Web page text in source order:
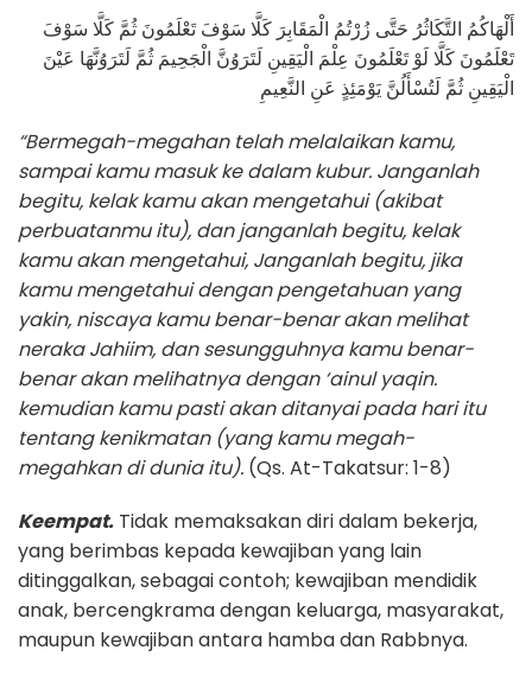
أَلْهَاكُمُ التَّكَاثُرُ حَتَّى زُرْتُمُ الْمَقَابِرَ كَلَّا سَوْفَ تَعْلَمُونَ ثُمَّ كَلَّا سَوْفَ
تَعْلَمُونَ كَلَّا لَوْ تَعْلَمُونَ عِلْمَ الْيَقِينِ لَتَرَوُنَّ الْجَحِيمَ ثُمَّ لَتَرَوُنَّهَا عَيْنَ
الْيَقِينِ ثُمَّ لَتُسْأَلُنَّ يَوْمَئِذٍ عَنِ النَّعِيمِ
“Bermegah-megahan telah melalaikan kamu,
sampai kamu masuk ke dalam kubur. Janganlah
begitu, kelak kamu akan mengetahui (akibat
perbuatanmu itu), dan janganlah begitu, kelak
kamu akan mengetahui, Janganlah begitu, jika
kamu mengetahui dengan pengetahuan yang
yakin, niscaya kamu benar-benar akan melihat
neraka Jahiim, dan sesungguhnya kamu benar-
benar akan melihatnya dengan ‘ainul yaqin.
kemudian kamu pasti akan ditanyai pada hari itu
tentang kenikmatan (yang kamu megah-
megahkan di dunia itu). (Qs. At-Takatsur: 1-8)
Keempat. Tidak memaksakan diri dalam bekerja,
yang berimbas kepada kewajiban yang lain
ditinggalkan, sebagai contoh; kewajiban mendidik
anak, bercengkrama dengan keluarga, masyarakat,
maupun kewajiban antara hamba dan Rabbnya.